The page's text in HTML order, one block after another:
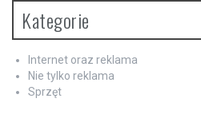
Kategorie
Internet oraz reklama
Nie tylko reklama
Sprzęt